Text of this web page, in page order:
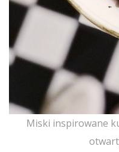
Miski inspirowane